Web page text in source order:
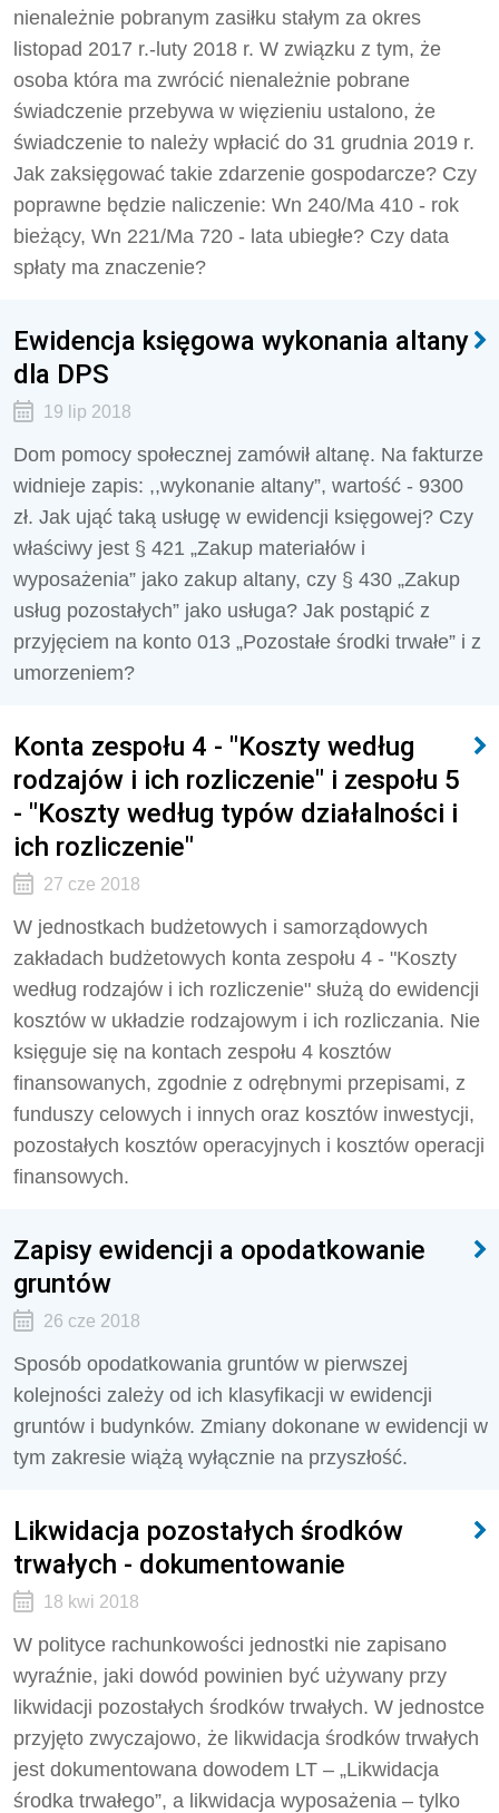
nienależnie pobranym zasiłku stałym za okres
listopad 2017 r.-luty 2018 r. W związku z tym, że
osoba która ma zwrócić nienależnie pobrane
świadczenie przebywa w więzieniu ustalono, że
świadczenie to należy wpłacić do 31 grudnia 2019 r.
Jak zaksięgować takie zdarzenie gospodarcze? Czy
poprawne będzie naliczenie: Wn 240/Ma 410 - rok
bieżący, Wn 221/Ma 720 - lata ubiegłe? Czy data
spłaty ma znaczenie?
Ewidencja księgowa wykonania altany
dla DPS
19 lip 2018
Dom pomocy społecznej zamówił altanę. Na fakturze
widnieje zapis: ,,wykonanie altany”, wartość - 9300
zł. Jak ująć taką usługę w ewidencji księgowej? Czy
właściwy jest § 421 „Zakup materiałów i
wyposażenia” jako zakup altany, czy § 430 „Zakup
usług pozostałych” jako usługa? Jak postąpić z
przyjęciem na konto 013 „Pozostałe środki trwałe” i z
umorzeniem?
Konta zespołu 4 - "Koszty według
rodzajów i ich rozliczenie" i zespołu 5
- "Koszty według typów działalności i
ich rozliczenie"
27 cze 2018
W jednostkach budżetowych i samorządowych
zakładach budżetowych konta zespołu 4 - "Koszty
według rodzajów i ich rozliczenie" służą do ewidencji
kosztów w układzie rodzajowym i ich rozliczania. Nie
księguje się na kontach zespołu 4 kosztów
finansowanych, zgodnie z odrębnymi przepisami, z
funduszy celowych i innych oraz kosztów inwestycji,
pozostałych kosztów operacyjnych i kosztów operacji
finansowych.
Zapisy ewidencji a opodatkowanie
gruntów
26 cze 2018
Sposób opodatkowania gruntów w pierwszej
kolejności zależy od ich klasyfikacji w ewidencji
gruntów i budynków. Zmiany dokonane w ewidencji w
tym zakresie wiążą wyłącznie na przyszłość.
Likwidacja pozostałych środków
trwałych - dokumentowanie
18 kwi 2018
W polityce rachunkowości jednostki nie zapisano
wyraźnie, jaki dowód powinien być używany przy
likwidacji pozostałych środków trwałych. W jednostce
przyjęto zwyczajowo, że likwidacja środków trwałych
jest dokumentowana dowodem LT – „Likwidacja
środka trwałego”, a likwidacja wyposażenia – tylko